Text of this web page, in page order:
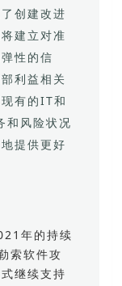
创建改进
建立对准
性的信
利益相关
有的IT和
和风险状况
提供更好
年的持续
索软件攻
继续支持